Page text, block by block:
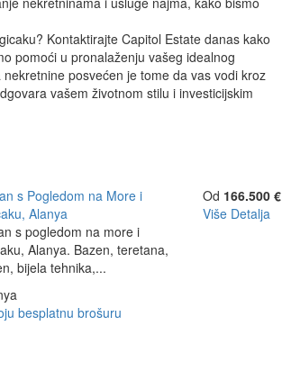
Kontaktirajte Capitol Estate danas kako
pomoći u pronalaženju vašeg idealnog
posvećen je tome da vas vodi kroz
vašem životnom stilu i investicijskim
s Pogledom na More i
Alanya
s pogledom na more i
Alanya. Bazen, teretana,
bijela tehnika,...
besplatnu brošuru
Od 166.500 €
Više Detalja